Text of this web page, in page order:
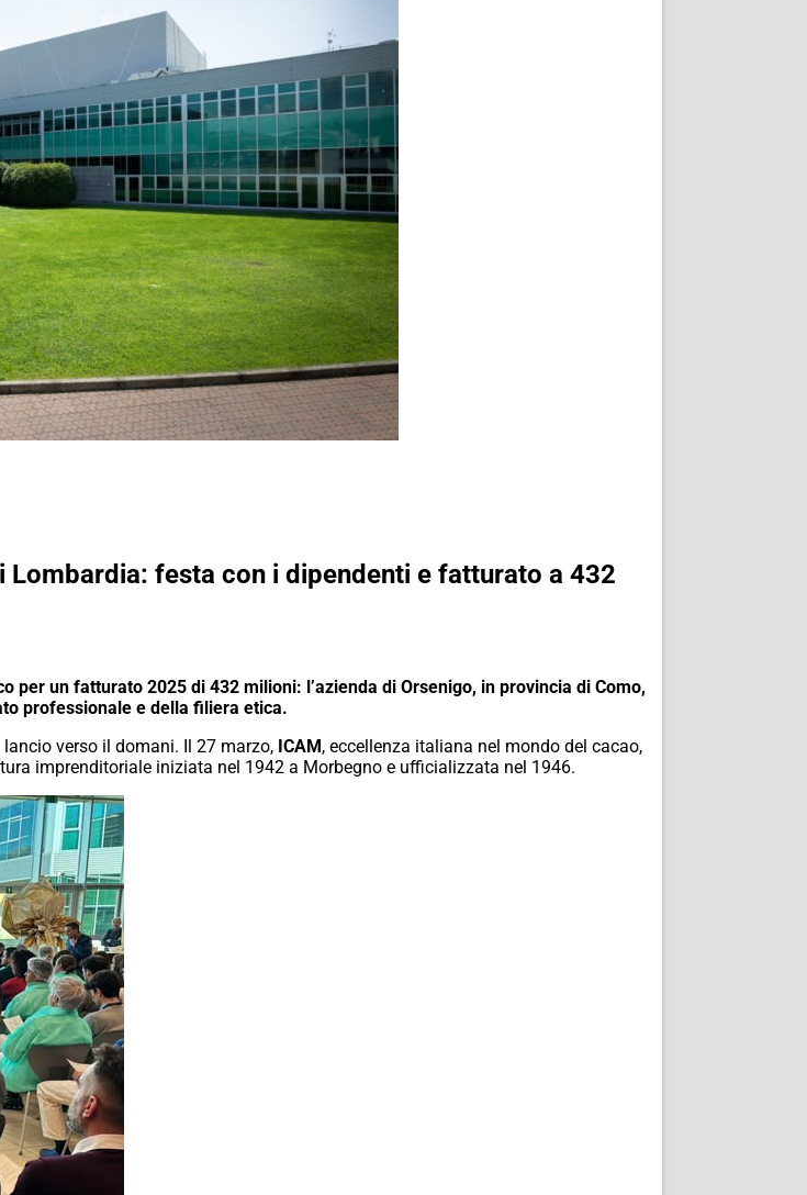
Lombardia: festa con i dipendenti e fatturato a 432
per un fatturato 2025 di 432 milioni: l’azienda di Orsenigo, in provincia di Como,
professionale e della filiera etica.
verso il domani. Il 27 marzo, ICAM, eccellenza italiana nel mondo del cacao,
imprenditoriale iniziata nel 1942 a Morbegno e ufficializzata nel 1946.